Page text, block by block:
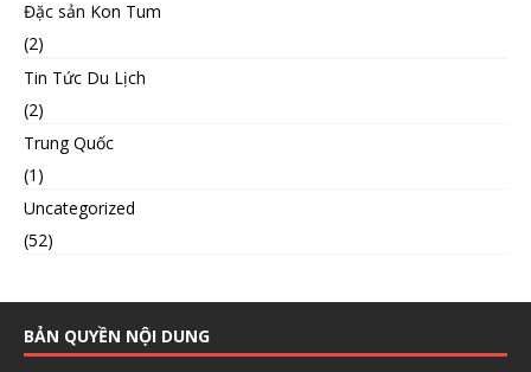
Đặc sản Kon Tum
(2)
Tin Tức Du Lịch
(2)
Trung Quốc
(1)
Uncategorized
(52)
BẢN QUYỀN NỘI DUNG